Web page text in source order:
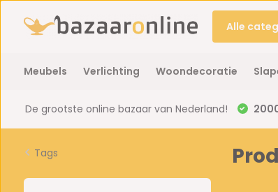
Alle
Meubels Verlichting Woondecoratie
De grootste online bazaar van Nederland!
Tags